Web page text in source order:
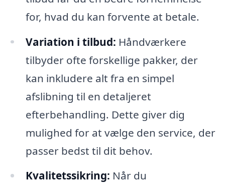
for, hvad du kan forvente at betale.
Variation i tilbud: Håndværkere
tilbyder ofte forskellige pakker, der
kan inkludere alt fra en simpel
afslibning til en detaljeret
efterbehandling. Dette giver dig
mulighed for at vælge den service, der
passer bedst til dit behov.
Kvalitetssikring: Når du